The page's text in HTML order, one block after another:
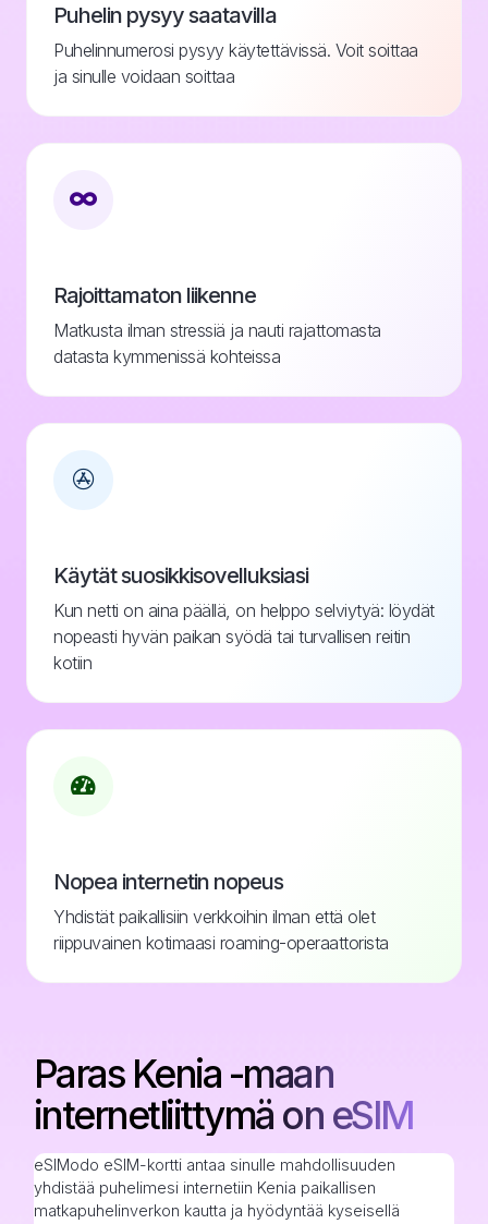
Puhelin pysyy saatavilla
Puhelinnumerosi pysyy käytettävissä. Voit soittaa
ja sinulle voidaan soittaa
Rajoittamaton liikenne
Matkusta ilman stressiä ja nauti rajattomasta
datasta kymmenissä kohteissa
Käytät suosikkisovelluksiasi
Kun netti on aina päällä, on helppo selviytyä: löydät
nopeasti hyvän paikan syödä tai turvallisen reitin
kotiin
Nopea internetin nopeus
Yhdistät paikallisiin verkkoihin ilman että olet
riippuvainen kotimaasi roaming-operaattorista
Paras Kenia -maan
internetliittymä on eSIM
eSIModo eSIM-kortti antaa sinulle mahdollisuuden
yhdistää puhelimesi internetiin Kenia paikallisen
matkapuhelinverkon kautta ja hyödyntää kyseisellä